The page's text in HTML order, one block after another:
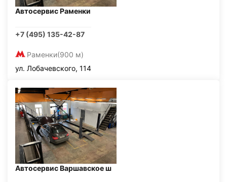
Автосервис Раменки
+7 (495) 135-42-87
Раменки(900 м)
ул. Лобачевского, 114
Автосервис Варшавское ш